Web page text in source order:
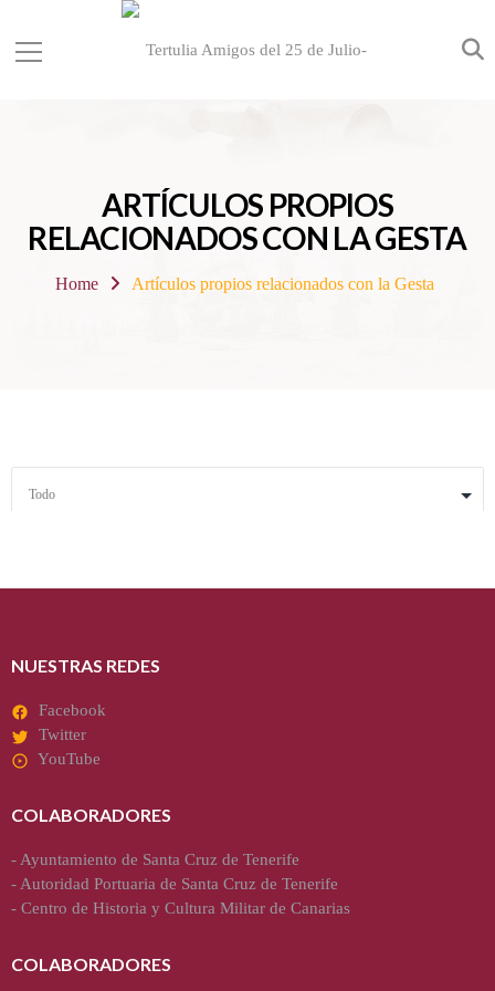
ARTÍCULOS PROPIOS
RELACIONADOS CON LA GESTA
Home Artículos propios relacionados con la Gesta
NUESTRAS REDES
Facebook
Twitter
YouTube
COLABORADORES
- Ayuntamiento de Santa Cruz de Tenerife
- Autoridad Portuaria de Santa Cruz de Tenerife
- Centro de Historia y Cultura Militar de Canarias
COLABORADORES